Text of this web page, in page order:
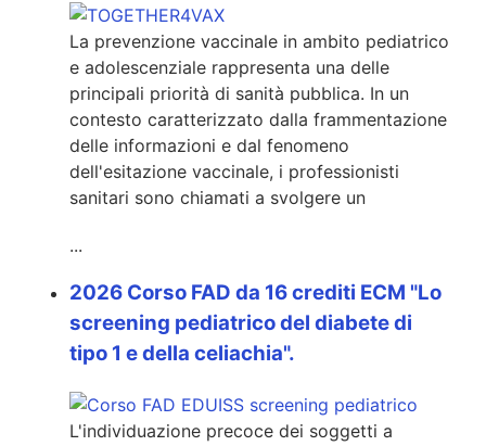
La prevenzione vaccinale in ambito pediatrico
e adolescenziale rappresenta una delle
principali priorità di sanità pubblica. In un
contesto caratterizzato dalla frammentazione
delle informazioni e dal fenomeno
dell'esitazione vaccinale, i professionisti
sanitari sono chiamati a svolgere un
...
2026 Corso FAD da 16 crediti ECM "Lo
screening pediatrico del diabete di
tipo 1 e della celiachia".
L'individuazione precoce dei soggetti a